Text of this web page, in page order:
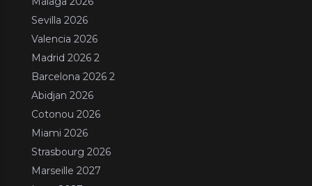
Sevilla 2026
Valencia 2026
Madrid 2026 2
Barcelona 2026 2
Abidjan 2026
Cotonou 2026
Miami 2026
Strasbourg 2026
Marseille 2027